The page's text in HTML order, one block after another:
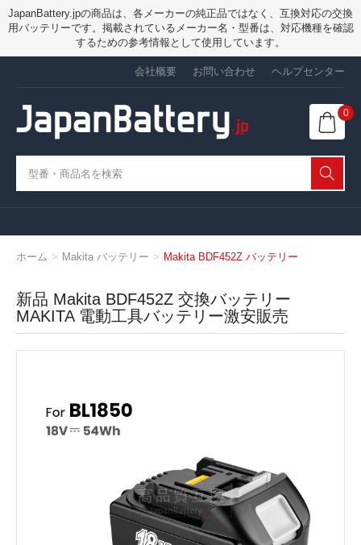
JapanBattery.jpの商品は、各メーカーの純正品ではなく、互換対応の交換
用バッテリーです。掲載されているメーカー名・型番は、対応機種を確認
するための参考情報として使用しています。
会社概要 お問い合わせ ヘルプセンター
0
ホーム Makita バッテリー Makita BDF452Z バッテリー
新品 Makita BDF452Z 交換バッテリー
MAKITA 電動工具バッテリー激安販売